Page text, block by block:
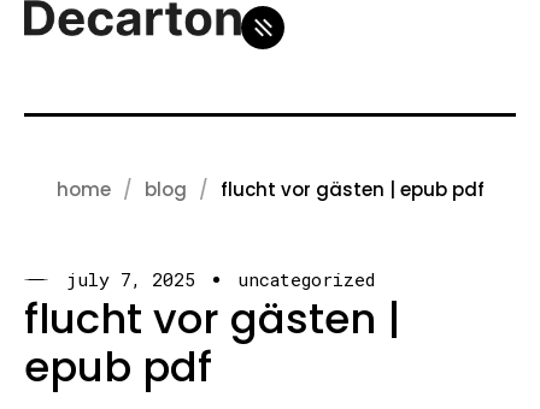
home blog flucht vor gästen | epub pdf
july 7, 2025 uncategorized
flucht vor gästen |
epub pdf